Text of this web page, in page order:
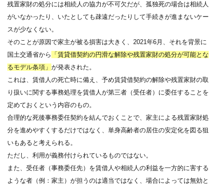
残置家財の処分には相続人の協力が不可欠だが、孤独死の場合は相続人
がいなかったり、いたとしても疎遠だったりして手続きが進まないケー
スが少なくない。
そのことが原因で家主が被る損害は大きく、2021年6月、それを背景に
国土交通省から 「賃貸借契約の円滑な解除や残置家財の処分が可能とな
るモデル条項」 が発表された。
これは、賃借人の死亡時に備え、予め賃貸借契約の解除や残置家財の取
り扱いに関する事務処理を賃借人が第三者（受任者）に委任することを
定めておくという内容のもの。
合理的な死後事務委任契約を結んでおくことで、家主による残置家財処
分を進めやすくするだけではなく、単身高齢者の居住の安定化を図る狙
いもあると考えられる。
ただし、利用が義務付けられているものではない。
また、受任者（事務委任先）を賃借人や相続人の利益を一方的に害する
ような者（例：家主）が担うのは適当ではなく、場合によっては無効と